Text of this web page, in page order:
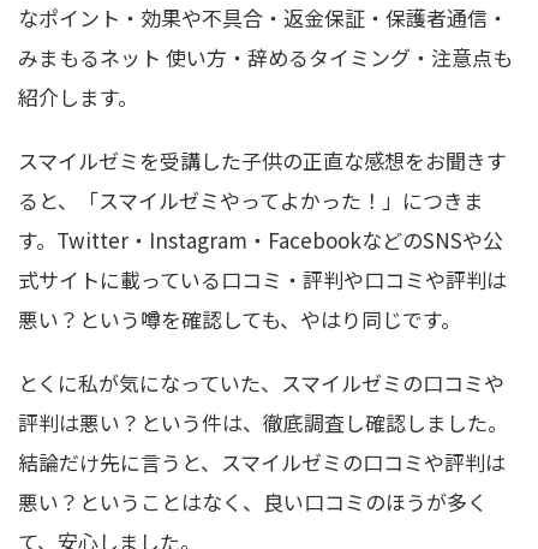
なポイント・効果や不具合・返金保証・保護者通信・
みまもるネット 使い方・辞めるタイミング・注意点も
紹介します。
スマイルゼミを受講した子供の正直な感想をお聞きす
ると、「スマイルゼミやってよかった！」につきま
す。Twitter・Instagram・FacebookなどのSNSや公
式サイトに載っている口コミ・評判や口コミや評判は
悪い？という噂を確認しても、やはり同じです。
とくに私が気になっていた、スマイルゼミの口コミや
評判は悪い？という件は、徹底調査し確認しました。
結論だけ先に言うと、スマイルゼミの口コミや評判は
悪い？ということはなく、良い口コミのほうが多く
て、安心しました。